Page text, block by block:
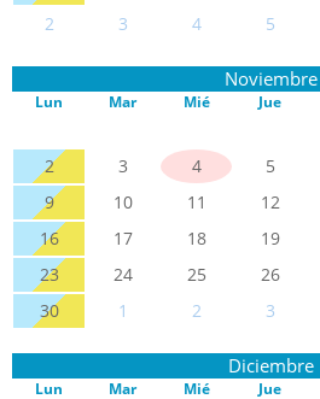
2
3 4 5
Noviembre
Lun Mar Mié Jue
2
3 4 5
9
10 11 12
16
17 18 19
23
24 25 26
30
1 2 3
Diciembre
Lun Mar Mié Jue